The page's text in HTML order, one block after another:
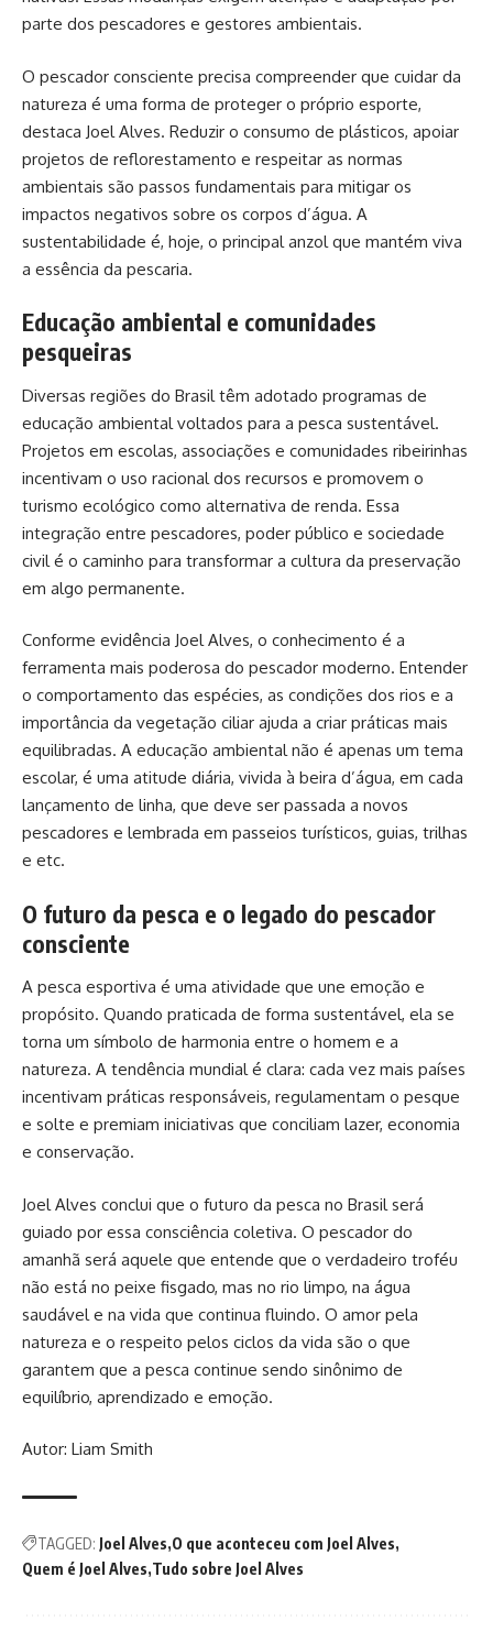
parte dos pescadores e gestores ambientais.
O pescador consciente precisa compreender que cuidar da
natureza é uma forma de proteger o próprio esporte,
destaca Joel Alves. Reduzir o consumo de plásticos, apoiar
projetos de reflorestamento e respeitar as normas
ambientais são passos fundamentais para mitigar os
impactos negativos sobre os corpos d’água. A
sustentabilidade é, hoje, o principal anzol que mantém viva
a essência da pescaria.
Educação ambiental e comunidades
pesqueiras
Diversas regiões do Brasil têm adotado programas de
educação ambiental voltados para a pesca sustentável.
Projetos em escolas, associações e comunidades ribeirinhas
incentivam o uso racional dos recursos e promovem o
turismo ecológico como alternativa de renda. Essa
integração entre pescadores, poder público e sociedade
civil é o caminho para transformar a cultura da preservação
em algo permanente.
Conforme evidência Joel Alves, o conhecimento é a
ferramenta mais poderosa do pescador moderno. Entender
o comportamento das espécies, as condições dos rios e a
importância da vegetação ciliar ajuda a criar práticas mais
equilibradas. A educação ambiental não é apenas um tema
escolar, é uma atitude diária, vivida à beira d’água, em cada
lançamento de linha, que deve ser passada a novos
pescadores e lembrada em passeios turísticos, guias, trilhas
e etc.
O futuro da pesca e o legado do pescador
consciente
A pesca esportiva é uma atividade que une emoção e
propósito. Quando praticada de forma sustentável, ela se
torna um símbolo de harmonia entre o homem e a
natureza. A tendência mundial é clara: cada vez mais países
incentivam práticas responsáveis, regulamentam o pesque
e solte e premiam iniciativas que conciliam lazer, economia
e conservação.
Joel Alves conclui que o futuro da pesca no Brasil será
guiado por essa consciência coletiva. O pescador do
amanhã será aquele que entende que o verdadeiro troféu
não está no peixe fisgado, mas no rio limpo, na água
saudável e na vida que continua fluindo. O amor pela
natureza e o respeito pelos ciclos da vida são o que
garantem que a pesca continue sendo sinônimo de
equilíbrio, aprendizado e emoção.
Autor: Liam Smith
TAGGED: Joel Alves O que aconteceu com Joel Alves
Quem é Joel Alves Tudo sobre Joel Alves